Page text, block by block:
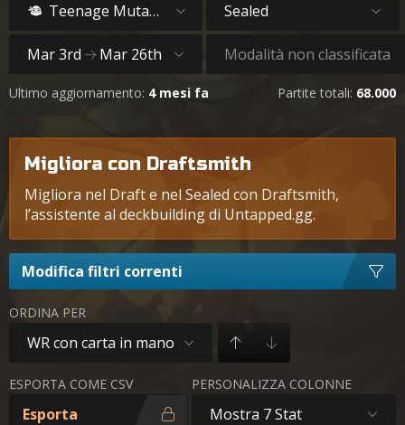
Teenage Mutant Ninja Turtles Sealed
Mar 3rd Mar 26th Modalità non classificata
Ultimo aggiornamento: 4 mesi fa Partite totali: 68.000
Migliora con Draftsmith
Migliora nel Draft e nel Sealed con Draftsmith,
l’assistente al deckbuilding di Untapped.gg.
Modifica filtri correnti
ORDINA PER
WR con carta in mano
ESPORTA COME CSV
Esporta
PERSONALIZZA COLONNE
Mostra 7 Stat